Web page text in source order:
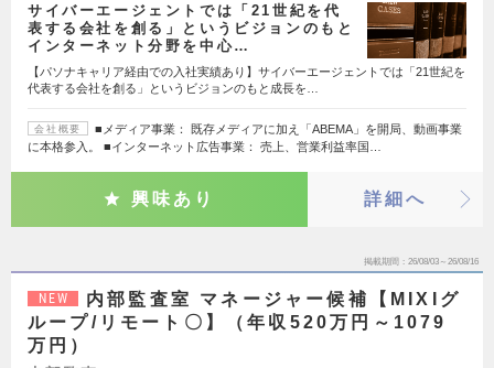
サイバーエージェントでは「21世紀を代
表する会社を創る」というビジョンのもと
インターネット分野を中心…
【パソナキャリア経由での入社実績あり】サイバーエージェントでは「21世紀を
代表する会社を創る」というビジョンのもと成長を…
会社概要
■メディア事業： 既存メディアに加え「ABEMA」を開局、動画事業
に本格参入。 ■インターネット広告事業： 売上、営業利益率国…
興味あり 詳細へ
掲載期間 26/08/03～26/08/16
NEW
内部監査室 マネージャー候補【MIXIグ
ループ/リモート〇】（年収520万円～1079
万円）